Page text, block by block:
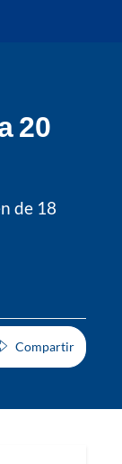
20
de 18